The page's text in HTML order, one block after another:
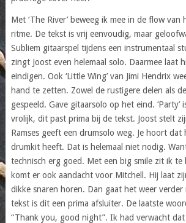
Met ‘The River’ beweeg ik mee in de flow van
ritme. De tekst is vrij eenvoudig, maar
Subliem gitaarspel tijdens een instrumentaal
zingt Joost even helemaal solo. Daarmee laat
eindigen. Ook ‘Little Wing’ van Jimi Hendrix
hand te zetten. Zowel de rustigere delen als
gespeeld. Gave gitaarsolo op het eind. ‘Party’
vrolijk, dit past prima bij de tekst. Joost stelt
Ramses geeft een drumsolo weg. Je hoort dat
drumkit heeft. Dat is helemaal niet nodig.
technisch erg goed. Met een big smile zit ik te
komt er ook aandacht voor Mitchell. Hij laat
dikke snaren horen. Dan gaat het weer verder
tekst is dit een prima afsluiter. De laatste
“Thank you, good night”. Ik had verwacht dat